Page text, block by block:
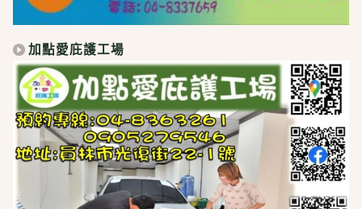
加點愛庇護工場